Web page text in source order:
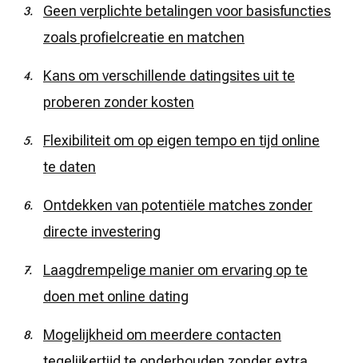
Geen verplichte betalingen voor basisfuncties
zoals profielcreatie en matchen
Kans om verschillende datingsites uit te
proberen zonder kosten
Flexibiliteit om op eigen tempo en tijd online
te daten
Ontdekken van potentiële matches zonder
directe investering
Laagdrempelige manier om ervaring op te
doen met online dating
Mogelijkheid om meerdere contacten